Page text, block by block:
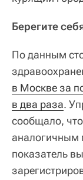
Берегите
По данным
в Москве за
в два раза.
сообщало,
аналогичным
показатель